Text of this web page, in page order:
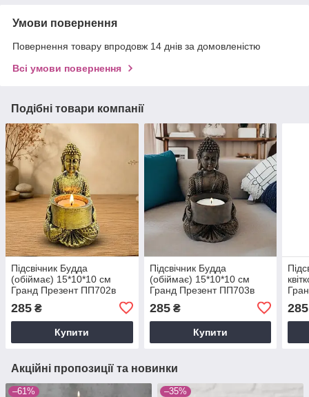
Умови повернення
Повернення товару впродовж 14 днів за домовленістю
Всі умови повернення
Подібні товари компанії
Підсвічник Будда
(обіймає) 15*10*10 см
Гранд Презент ПП702в
285 ₴
Купити
Підсвічник Будда
(обіймає) 15*10*10 см
Гранд Презент ПП703в
285₴
Купити
285
Акційні пропозиції та новинки
–61% –35%